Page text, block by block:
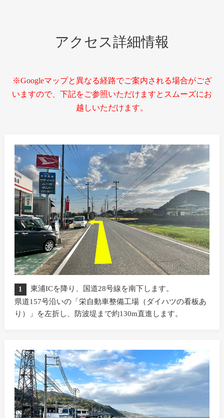
アクセス詳細情報
※Googleマップと異なる経路でご案内される場合がござ
いますので、下記をご参照いただけますとスムーズにお
越しいただけます。
1
東浦ICを降り、国道28号線を南下します。
県道157号沿いの「栄自動車整備工場（ダイハツの看板あ
り）」を左折し、防波堤まで約130m直進します。